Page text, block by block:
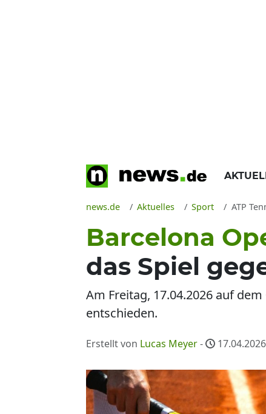
news.de Aktuelles Sport ATP
Barcelona
das Spiel
Am Freitag, 17.04.2026 auf
entschieden.
Erstellt von Lucas Meyer-